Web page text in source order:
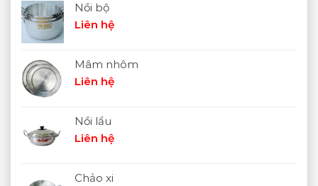
Nồi bộ
Liên hệ
Mâm nhôm
Liên hệ
Nồi lẩu
Liên hệ
Chảo xi